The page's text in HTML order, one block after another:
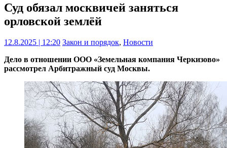
Суд обязал москвичей заняться
орловской землёй
12.8.2025 | 12:20 Закон и порядок, Новости
Дело в отношении ООО «Земельная компания Черкизово»
рассмотрел Арбитражный суд Москвы.